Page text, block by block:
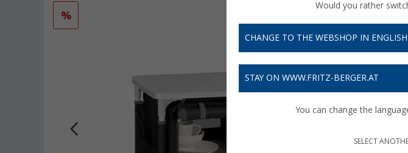
%
Would you rather
CHANGE TO THE WEBSHOP IN ENGLISH
STAY ON WWW.FRITZ-BERGER.AT
You can change the
SELECT